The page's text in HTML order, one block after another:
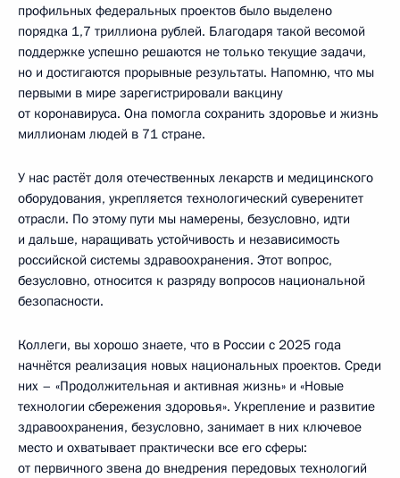
профильных федеральных проектов было выделено
порядка 1,7 триллиона рублей. Благодаря такой весомой
поддержке успешно решаются не только текущие задачи,
но и достигаются прорывные результаты. Напомню, что мы
первыми в мире зарегистрировали вакцину
от коронавируса. Она помогла сохранить здоровье и жизнь
миллионам людей в 71 стране.
У нас растёт доля отечественных лекарств и медицинского
оборудования, укрепляется технологический суверенитет
отрасли. По этому пути мы намерены, безусловно, идти
и дальше, наращивать устойчивость и независимость
российской системы здравоохранения. Этот вопрос,
безусловно, относится к разряду вопросов национальной
безопасности.
Коллеги, вы хорошо знаете, что в России с 2025 года
начнётся реализация новых национальных проектов. Среди
них – «Продолжительная и активная жизнь» и «Новые
технологии сбережения здоровья». Укрепление и развитие
здравоохранения, безусловно, занимает в них ключевое
место и охватывает практически все его сферы:
от первичного звена до внедрения передовых технологий